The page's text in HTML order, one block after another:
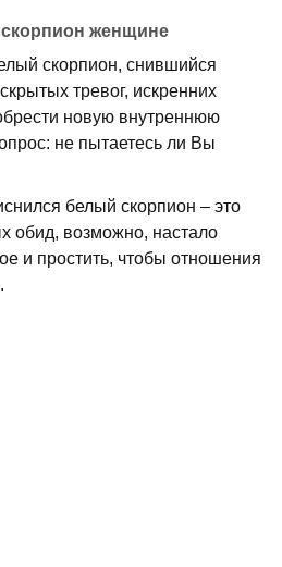
женщине
скорпион, снившийся
тревог, искренних
новую внутреннюю
не пытаетесь ли Вы
белый скорпион – это
обид, возможно, настало
и простить, чтобы отношения